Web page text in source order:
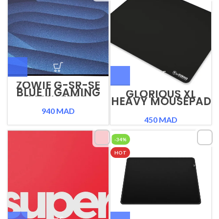
ZOWIE G-SR-SE
BLUE II GAMING
MOUSEPAD
940 MAD
GLORIOUS XL
HEAVY MOUSEPAD
450 MAD
-34%
HOT